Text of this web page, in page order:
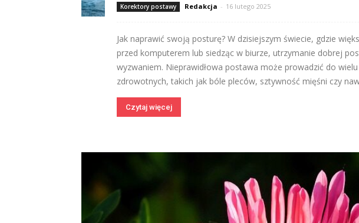
Korektory postawy Redakcja - 16 lutego 2025
Jak naprawić swoją posturę? W dzisiejszym świecie, gdzie
przed komputerem lub siedząc w biurze, utrzymanie dobrej
wyzwaniem. Nieprawidłowa postawa może prowadzić do
zdrowotnych, takich jak bóle pleców, sztywność mięśni czy
Czytaj więcej